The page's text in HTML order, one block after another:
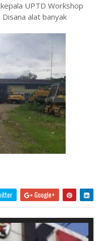
UPTD Workshop
alat banyak
Google+